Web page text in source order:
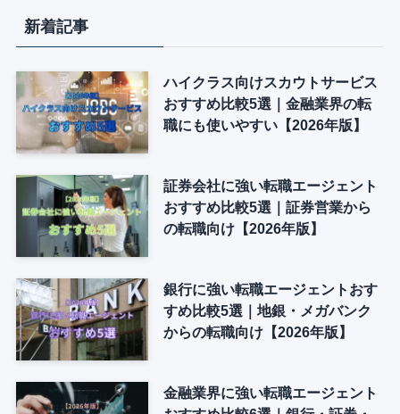
新着記事
ハイクラス向けスカウトサービス
おすすめ比較5選｜金融業界の転
職にも使いやすい【2026年版】
証券会社に強い転職エージェント
おすすめ比較5選｜証券営業から
の転職向け【2026年版】
銀行に強い転職エージェントおす
すめ比較5選｜地銀・メガバンク
からの転職向け【2026年版】
金融業界に強い転職エージェント